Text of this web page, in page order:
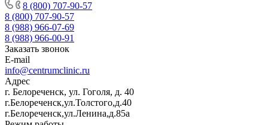
8 (800) 707-90-57
8 (800) 707-90-57
8 (988) 966-07-69
8 (988) 966-00-91
Заказать звонок
E-mail
info@centrumclinic.ru
Адрес
г. Белореченск, ул. Гоголя, д. 40
г.Белореченск,ул.Толстого,д.40
г.Белореченск,ул.Ленина,д.85а